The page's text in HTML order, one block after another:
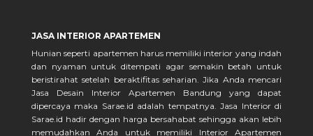
JASA INTERIOR APARTEMEN
Hunian seperti apartemen harus memiliki interior yang indah
dan nyaman untuk ditempati agar semakin betah untuk
beristirahat setelah beraktifitas seharian. Jika Anda mencari
Jasa Desain Interior Apartemen Bandung yang dapat
dipercaya maka Sarae.id adalah tempatnya. Jasa Interior di
Sarae.id hadir dengan harga bersahabat sehingga akan lebih
memudahkan Anda untuk memiliki Interior Apartemen